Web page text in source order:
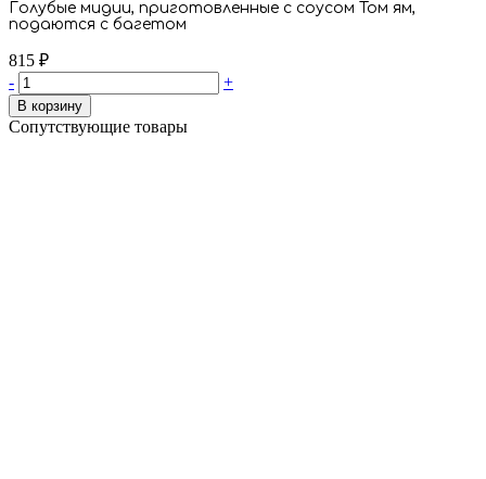
Голубые мидии, приготовленные с соусом Том ям,
подаются с багетом
815 ₽
-
+
В корзину
Сопутствующие товары